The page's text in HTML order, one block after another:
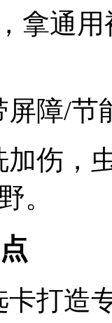
拿通
障/节
伤，
。
卡打造